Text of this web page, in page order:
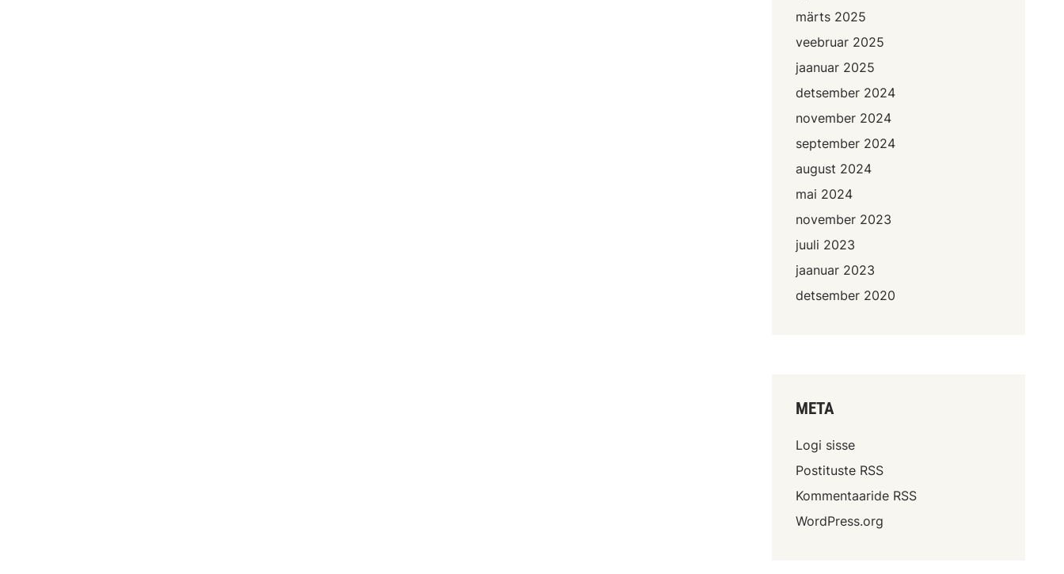
märts 2025
veebruar 2025
jaanuar 2025
detsember 2024
november 2024
september 2024
august 2024
mai 2024
november 2023
juuli 2023
jaanuar 2023
detsember 2020
META
Logi sisse
Postituste RSS
Kommentaaride RSS
WordPress.org